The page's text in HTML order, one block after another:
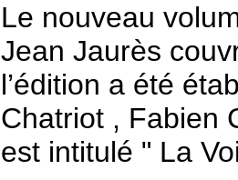
Le nouveau
Jean Jaurès
l’édition a été
Chatriot , Fabien
est intitulé " La